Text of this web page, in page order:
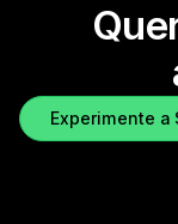
Experimente